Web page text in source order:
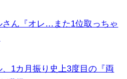
さん『オレ…また1位取っちゃ
、1カ月振り史上3度目の『両